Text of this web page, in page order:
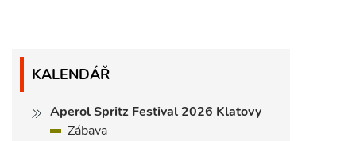
KALENDÁŘ
Aperol Spritz Festival 2026 Klatovy
Zábava